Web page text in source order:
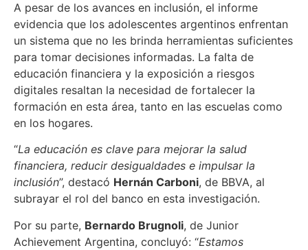
A pesar de los avances en inclusión, el informe
evidencia que los adolescentes argentinos enfrentan
un sistema que no les brinda herramientas suficientes
para tomar decisiones informadas. La falta de
educación financiera y la exposición a riesgos
digitales resaltan la necesidad de fortalecer la
formación en esta área, tanto en las escuelas como
en los hogares.
“La educación es clave para mejorar la salud
financiera, reducir desigualdades e impulsar la
inclusión”, destacó Hernán Carboni, de BBVA, al
subrayar el rol del banco en esta investigación.
Por su parte, Bernardo Brugnoli, de Junior
Achievement Argentina, concluyó: “Estamos